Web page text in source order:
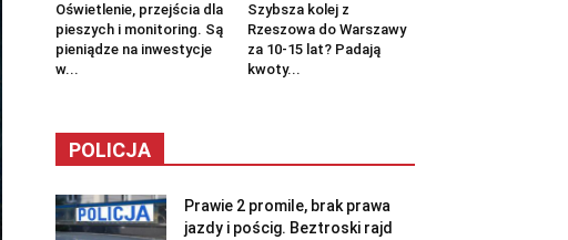
Oświetlenie, przejścia dla
pieszych i monitoring. Są
pieniądze na inwestycje
w...
Szybsza kolej z
Rzeszowa do Warszawy
za 10-15 lat? Padają
kwoty...
POLICJA
Prawie 2 promile, brak prawa
jazdy i pościg. Beztroski rajd